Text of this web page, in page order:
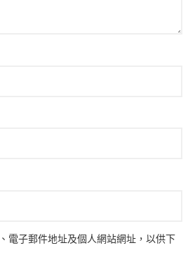
電子郵件地址及個人網站網址，以供下